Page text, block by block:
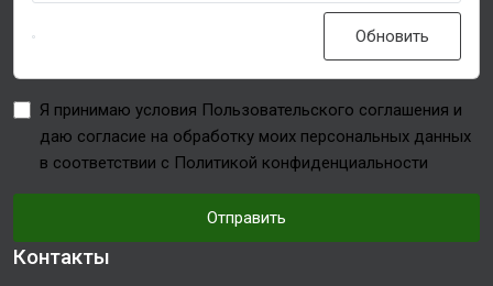
Обновить
Я принимаю условия Пользовательского соглашения и
даю согласие на обработку моих персональных данных
в соответствии с Политикой конфиденциальности
Отправить
Контакты